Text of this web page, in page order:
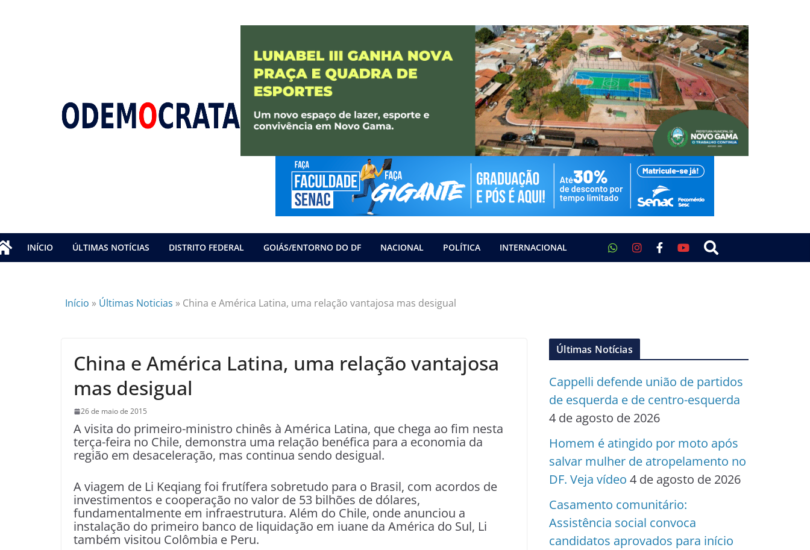
INÍCIO ÚLTIMAS NOTÍCIAS DISTRITO FEDERAL GOIÁS/ENTORNO DO DF NACIONAL POLÍTICA INTERNACIONAL
Início » Últimas Noticias » China e América Latina, uma relação vantajosa mas desigual
China e América Latina, uma relação vantajosa
mas desigual
26 de maio de 2015
A visita do primeiro-ministro chinês à América Latina, que chega ao fim nesta
terça-feira no Chile, demonstra uma relação benéfica para a economia da
região em desaceleração, mas continua sendo desigual.
A viagem de Li Keqiang foi frutífera sobretudo para o Brasil, com acordos de
investimentos e cooperação no valor de 53 bilhões de dólares,
fundamentalmente em infraestrutura. Além do Chile, onde anunciou a
instalação do primeiro banco de liquidação em iuane da América do Sul, Li
também visitou Colômbia e Peru.
Últimas Notícias
Cappelli defende união de partidos
de esquerda e de centro-esquerda
4 de agosto de 2026
Homem é atingido por moto após
salvar mulher de atropelamento no
DF. Veja vídeo 4 de agosto de 2026
Casamento comunitário:
Assistência social convoca
candidatos aprovados para início